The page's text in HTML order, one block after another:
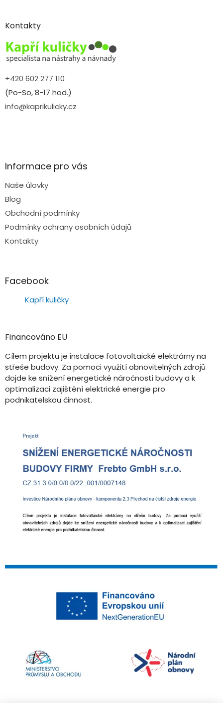
aKontakty
+420 602 277 110
(Po-So, 8-17 hod.)
info@kaprikulicky.cz
Informace pro vás
Naše úlovky
Blog
Obchodní podmínky
Podmínky ochrany osobních údajů
Kontakty
Facebook
Kapří kuličky
Financováno EU
Cílem projektu je instalace fotovoltaické elektrárny na
střeše budovy. Za pomoci využití obnovitelných zdrojů
dojde ke snížení energetické náročnosti budovy a k
optimalizaci zajištění elektrické energie pro
podnikatelskou činnost.